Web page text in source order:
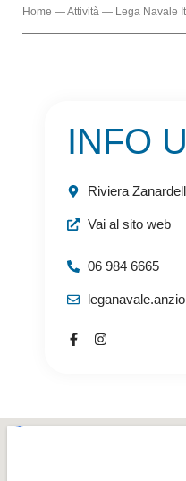
Home —Attività — Lega Navale
INFO
Riviera
Vai al sito web
06 984 6665